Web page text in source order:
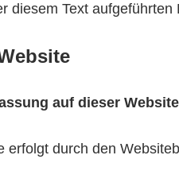
diesem Text aufgeführten
auf dieser
durch den